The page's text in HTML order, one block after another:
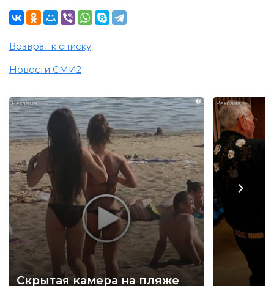
Возврат к списку
Новости СМИ2
i
Скрытая камера на пляже